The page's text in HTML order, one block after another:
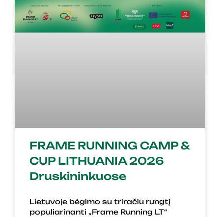
FRAME RUNNING CAMP &
CUP LITHUANIA 2026
Druskininkuose
Lietuvoje bėgimo su triračiu rungtį
populiarinanti „Frame Running LT“